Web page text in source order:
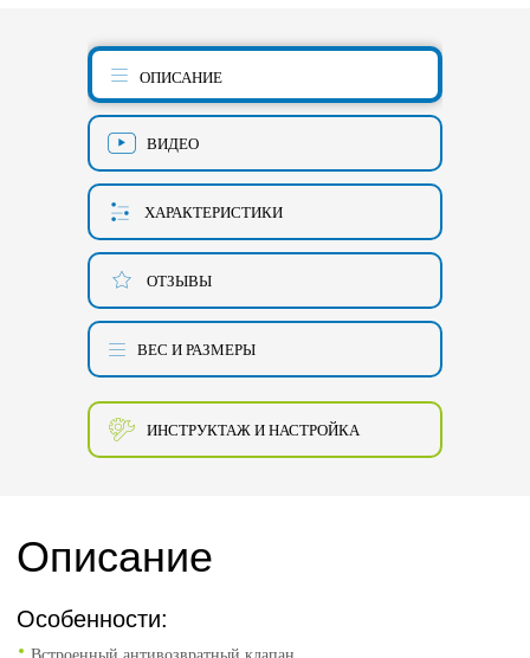
ОПИСАНИЕ
ВИДЕО
ХАРАКТЕРИСТИКИ
ОТЗЫВЫ
ВЕС И РАЗМЕРЫ
ИНСТРУКТАЖ И НАСТРОЙКА
Описание
Особенности: